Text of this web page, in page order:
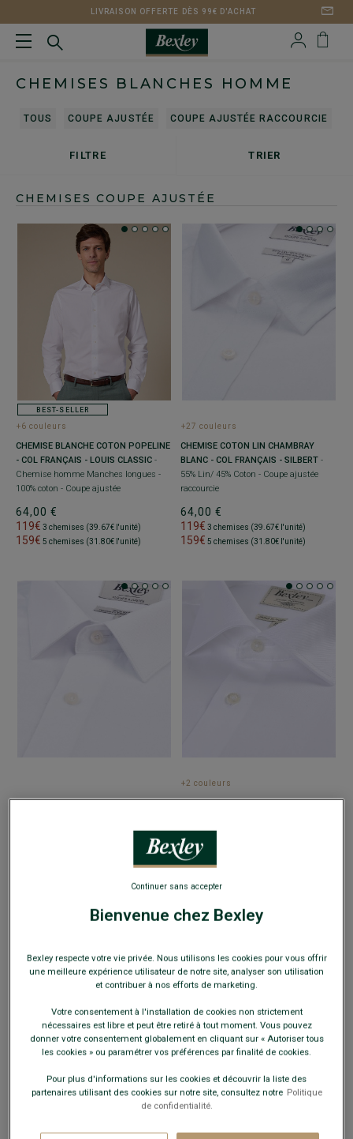
LIVRAISON OFFERTE DÈS 99€ D'ACHAT
CHEMISES BLANCHES HOMME
TOUS COUPE AJUSTÉE COUPE AJUSTÉE RACCOURCIE
TRIER
CHEMISES COUPE AJUSTÉE
BEST-SELLER
+6 couleurs
CHEMISE BLANCHE COTON POPELINE
- COL FRANÇAIS - LOUIS CLASSIC -
Chemise homme Manches longues -
100% coton - Coupe ajustée
64,00 €
119€ 3 chemises (39.67€ l'unité)
159€ 5 chemises (31.80€ l'unité)
+27 couleurs
CHEMISE COTON LIN CHAMBRAY
BLANC - COL FRANÇAIS - SILBERT -
55% Lin/ 45% Coton - Coupe ajustée
raccourcie
64,00 €
119€ 3 chemises (39.67€ l'unité)
159€ 5 chemises (31.80€ l'unité)
CHEMISE EN TWILL DE COTON BLANC
Manches longues - Chemise ajustée
3 chemises (39.67€ l'unité)
+2 couleurs
CHEMISE BLANCHE COTON TWILL
homme Manches longues - Col italien -
Coupe ajustée
64,00 €
119€3 chemises (39.67€ l'unité)
FILTRE
Bienvenue chez Bexley
Bexley respecte votre vie privée. Nous utilisons les cookies pour vous offrir
une meilleure expérience utilisateur de notre site, analyser son utilisation
et contribuer à nos efforts de marketing.
Votre consentement à l'installation de cookies non strictement
nécessaires est libre et peut être retiré à tout moment. Vous pouvez
donner votre consentement globalement en cliquant sur « Autoriser tous
les cookies » ou paramétrer vos préférences par finalité de cookies.
Pour plus d'informations sur les cookies et découvrir la liste des
partenaires utilisant des cookies sur notre site, consultez notre Politique
de confidentialité.
Continuer sans accepter